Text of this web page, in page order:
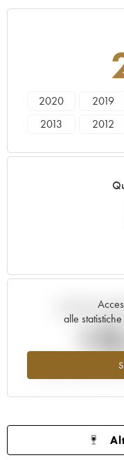
2020 2019
2013
2012
alle
Andamento
Valore in aumento